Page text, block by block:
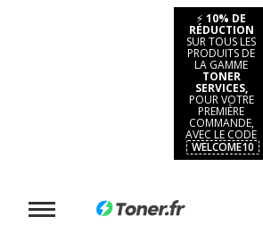
⚡ 10% DE
RÉDUCTION
SUR TOUS LES
PRODUITS DE
LA GAMME
TONER
SERVICES,
POUR VOTRE
PREMIÈRE
COMMANDE,
AVEC LE CODE
WELCOME10